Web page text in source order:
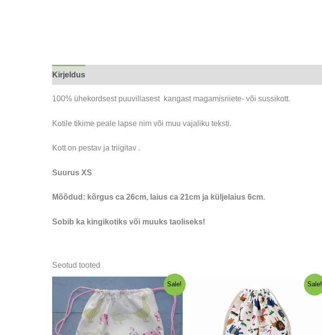
Kirjeldus
100% ühekordsest puuvillasest kangast magamisriiete- või sussikott.
Kotile tikime peale lapse nim või muu vajaliku teksti.
Kott on pestav ja triigitav .
Suurus XS
Mõõdud: kõrgus ca 26cm, laius ca 21cm ja küljelaius 6cm.
Sobib ka kingikotiks või muuks taoliseks!
Seotud tooted
Sale! Sale!